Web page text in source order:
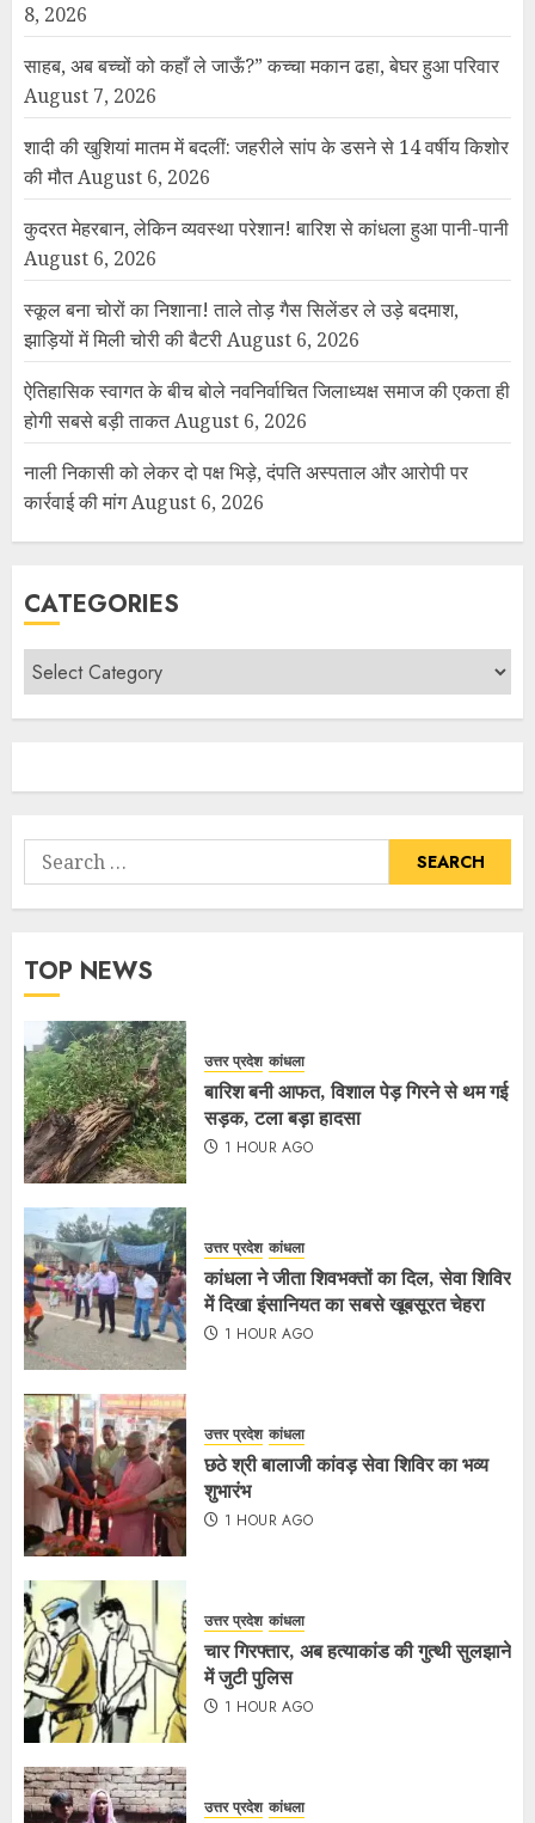
8, 2026
साहब, अब बच्चों को कहाँ ले जाऊँ?” कच्चा मकान ढहा, बेघर हुआ परिवार
August 7, 2026
शादी की खुशियां मातम में बदलीं: जहरीले सांप के डसने से 14 वर्षीय किशोर
की मौतAugust 6, 2026
कुदरत मेहरबान, लेकिन व्यवस्था परेशान! बारिश से कांधला हुआ पानी-पानी
August 6, 2026
स्कूल बना चोरों का निशाना! ताले तोड़ गैस सिलेंडर ले उड़े बदमाश,
झाड़ियों में मिली चोरी की बैटरीAugust 6, 2026
ऐतिहासिक स्वागत के बीच बोले नवनिर्वाचित जिलाध्यक्ष समाज की एकता ही
होगी सबसे बड़ी ताकतAugust 6, 2026
नाली निकासी को लेकर दो पक्ष भिड़े, दंपति अस्पताल और आरोपी पर
कार्रवाई की मांगAugust 6, 2026
CATEGORIES
TOP NEWS
उत्तर प्रदेश कांधला
बारिश बनी आफत, विशाल पेड़ गिरने से थम गई
सड़क, टला बड़ा हादसा
1 HOUR AGO
उत्तर प्रदेश कांधला
कांधला ने जीता शिवभक्तों का दिल, सेवा शिविर
में दिखा इंसानियत का सबसे खूबसूरत चेहरा
1 HOUR AGO
उत्तर प्रदेश कांधला
छठे श्री बालाजी कांवड़ सेवा शिविर का भव्य
शुभारंभ
1 HOUR AGO
उत्तर प्रदेश कांधला
चार गिरफ्तार, अब हत्याकांड की गुत्थी सुलझाने
में जुटी पुलिस
1 HOUR AGO
उत्तर प्रदेश कांधला